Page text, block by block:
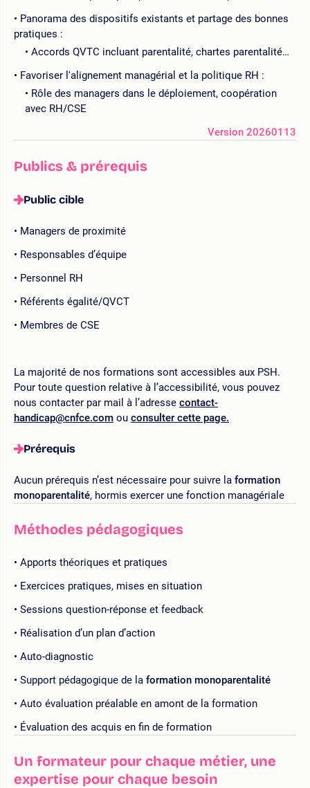
Panorama des dispositifs existants et partage des bonnes
pratiques :
Accords QVTC incluant parentalité, chartes parentalité…
Favoriser l'alignement managérial et la politique RH :
Rôle des managers dans le déploiement, coopération
avec RH/CSE
Version 20260113
Publics & prérequis
Public cible
Managers de proximité
Responsables d’équipe
Personnel RH
Référents égalité/QVCT
Membres de CSE
La majorité de nos formations sont accessibles aux PSH.
Pour toute question relative à l’accessibilité, vous pouvez
nous contacter par mail à l’adresse contact-
handicap@cnfce.com ou consulter cette page.
Prérequis
Aucun prérequis n’est nécessaire pour suivre la formation
monoparentalité, hormis exercer une fonction managériale
Méthodes pédagogiques
Apports théoriques et pratiques
Exercices pratiques, mises en situation
Sessions question-réponse et feedback
Réalisation d’un plan d’action
Auto-diagnostic
Support pédagogique de la formation monoparentalité
Auto évaluation préalable en amont de la formation
Évaluation des acquis en fin de formation
Un formateur pour chaque métier, une
expertise pour chaque besoin